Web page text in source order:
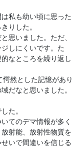
私も幼い頃に思った
りした。
思いました。ただ、
しにくいです。た
なところを繰り返し
然とした記憶があり
だなと思いました。
た。
てのデマ情報が多く
射能、放射性物質を
いで間違いを信じる